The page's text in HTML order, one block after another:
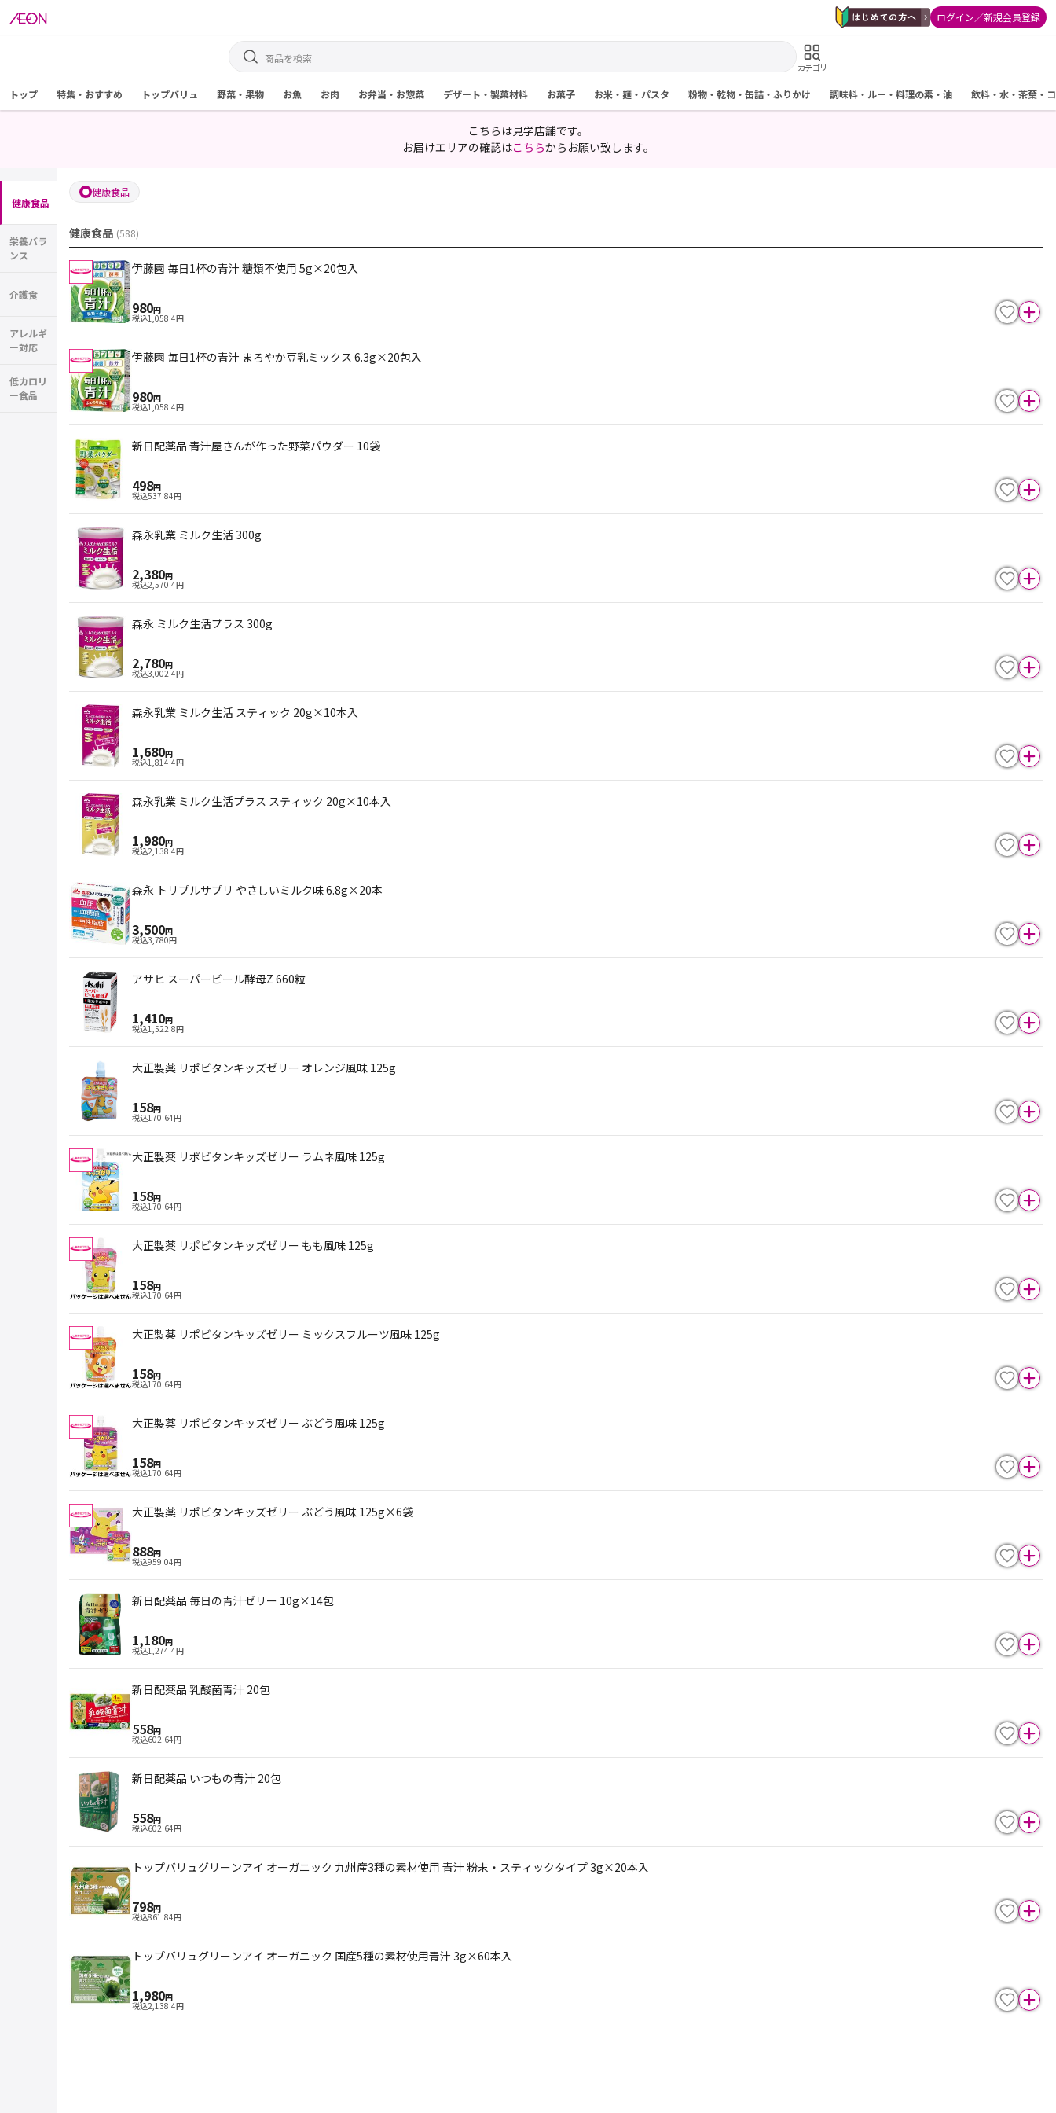
ログイン／新規会員登録
カテゴリ
トップ 特集・おすすめ トップバリュ 野菜・果物 お魚 お肉 お弁当・お惣菜 デザート・製菓材料 お菓子 お米・麺・パスタ 粉物・乾物・缶詰・ふりかけ 調味料・ルー・料理の素・油 飲料・水・茶葉・
こちらは見学店舗です。
お届けエリアの確認はこちらからお願い致します。
健康食品
栄養バラ
ンス
介護食
アレルギ
ー対応
低カロリ
ー食品
健康食品
健康食品 (588)
伊藤園 毎日1杯の青汁 糖類不使用 5g×20包入
980円
税込1,058.4円
伊藤園 毎日1杯の青汁 まろやか豆乳ミックス 6.3g×20包入
980円
税込1,058.4円
新日配薬品 青汁屋さんが作った野菜パウダー 10袋
498円
税込537.84円
森永乳業 ミルク生活 300g
2,380円
税込2,570.4円
森永 ミルク生活プラス 300g
2,780円
税込3,002.4円
森永乳業 ミルク生活 スティック 20g×10本入
1,680円
税込1,814.4円
森永乳業 ミルク生活プラス スティック 20g×10本入
1,980円
税込2,138.4円
森永 トリプルサプリ やさしいミルク味 6.8g×20本
3,500円
税込3,780円
アサヒ スーパービール酵母Z 660粒
1,410円
税込1,522.8円
大正製薬 リポビタンキッズゼリー オレンジ風味 125g
158円
税込170.64円
大正製薬 リポビタンキッズゼリー ラムネ風味 125g
158円
税込170.64円
大正製薬 リポビタンキッズゼリー もも風味 125g
158円
税込170.64円
大正製薬 リポビタンキッズゼリー ミックスフルーツ風味 125g
158円
税込170.64円
大正製薬 リポビタンキッズゼリー ぶどう風味 125g
158円
税込170.64円
大正製薬 リポビタンキッズゼリー ぶどう風味 125g×6袋
888円
税込959.04円
新日配薬品 毎日の青汁ゼリー 10g×14包
1,180円
税込1,274.4円
新日配薬品 乳酸菌青汁 20包
558円
税込602.64円
新日配薬品 いつもの青汁 20包
558円
税込602.64円
トップバリュグリーンアイ オーガニック 九州産3種の素材使用 青汁 粉末・スティックタイプ 3g×20本入
798円
税込861.84円
トップバリュグリーンアイ オーガニック 国産5種の素材使用青汁 3g×60本入
1,980円
税込2,138.4円